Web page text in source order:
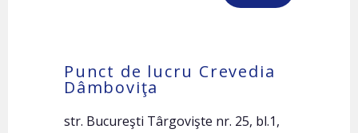
Punct de lucru Crevedia
Dâmboviţa
str. Bucureşti Târgovişte nr. 25, bl.1,